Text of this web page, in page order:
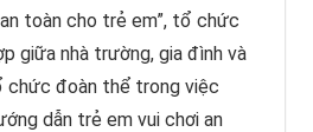
toàn cho trẻ em”, tổ chức
giữa nhà trường, gia đình và
chức đoàn thể trong việc
dẫn trẻ em vui chơi an